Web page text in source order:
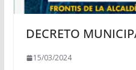
DECRETO
15/03/2024